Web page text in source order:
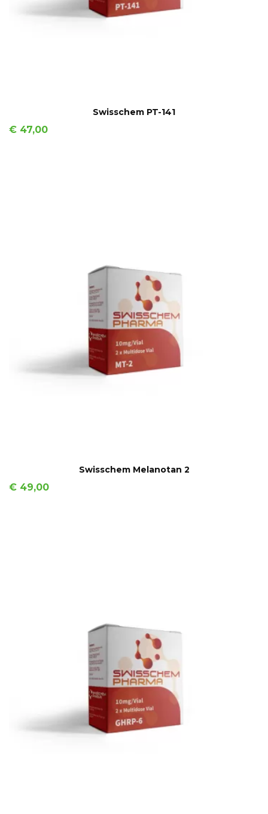
IN WINKELMAND
Swisschem PT-141
Prijs
€ 47,00
IN WINKELMAND
Swisschem Melanotan 2
Prijs
€ 49,00